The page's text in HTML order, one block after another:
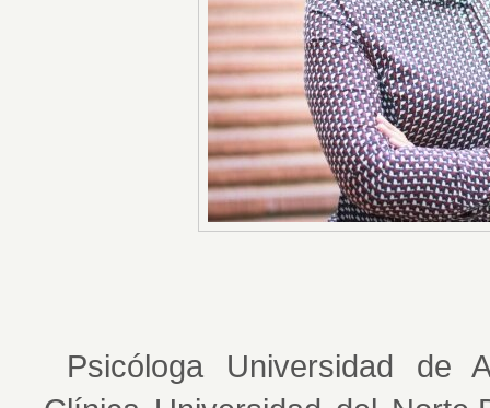
Psicóloga Universidad de